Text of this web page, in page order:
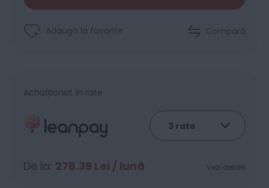
Adaugă la favorite Compară
Achiziționat în rate
De la: 278.39 Lei / lună Vezi detalii